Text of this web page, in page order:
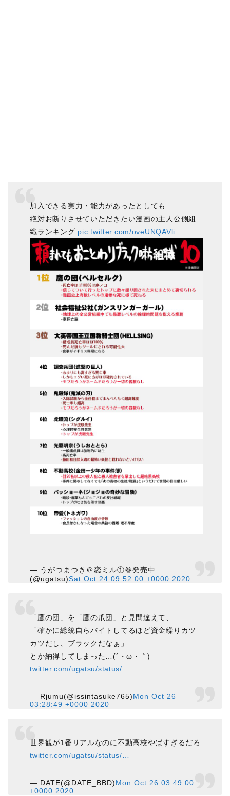
加入できる実力・能力があったとしても
絶対お断りさせていただきたい漫画の主人公側組
織ランキング pic.twitter.com/oveUNQAVli
— うがつまつき＠恋ミル①巻発売中
(@ugatsu)Sat Oct 24 09:52:00 +0000 2020
「鷹の団」を「鷹の爪団」と見間違えて、
「確かに総統自らバイトしてるほど資金繰りカツ
カツだし、ブラックだなぁ」
とか納得してしまった…(´・ω・｀)
twitter.com/ugatsu/status/…
— Rjumu(@issintasuke765)Mon Oct 26
03:28:49 +0000 2020
世界観が1番リアルなのに不動高校やばすぎるだろ
twitter.com/ugatsu/status/…
— DATE(@DATE_BBD)Mon Oct 26 03:49:00
+0000 2020